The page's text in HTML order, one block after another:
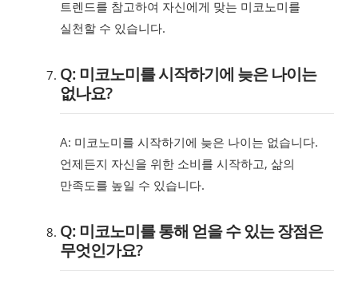
트렌드를 참고하여 자신에게 맞는 미코노미를
실천할 수 있습니다.
Q: 미코노미를 시작하기에 늦은 나이는
없나요?
A: 미코노미를 시작하기에 늦은 나이는 없습니다.
언제든지 자신을 위한 소비를 시작하고, 삶의
만족도를 높일 수 있습니다.
Q: 미코노미를 통해 얻을 수 있는 장점은
무엇인가요?